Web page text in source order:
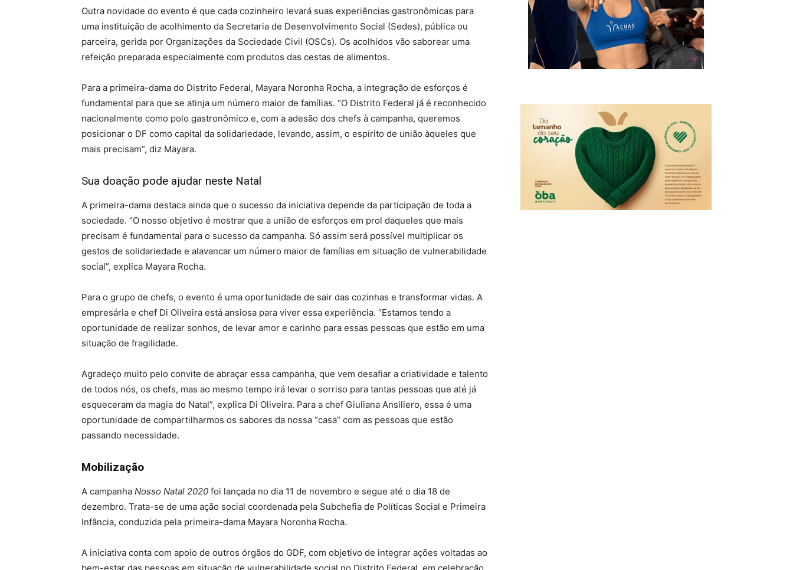
Outra novidade do evento é que cada cozinheiro levará suas experiências gastronômicas para
uma instituição de acolhimento da Secretaria de Desenvolvimento Social (Sedes), pública ou
parceira, gerida por Organizações da Sociedade Civil (OSCs). Os acolhidos vão saborear uma
refeição preparada especialmente com produtos das cestas de alimentos.
Para a primeira-dama do Distrito Federal, Mayara Noronha Rocha, a integração de esforços é
fundamental para que se atinja um número maior de famílias. “O Distrito Federal já é reconhecido
nacionalmente como polo gastronômico e, com a adesão dos chefs à campanha, queremos
posicionar o DF como capital da solidariedade, levando, assim, o espírito de união àqueles que
mais precisam”, diz Mayara.
Sua doação pode ajudar neste Natal
A primeira-dama destaca ainda que o sucesso da iniciativa depende da participação de toda a
sociedade. “O nosso objetivo é mostrar que a união de esforços em prol daqueles que mais
precisam é fundamental para o sucesso da campanha. Só assim será possível multiplicar os
gestos de solidariedade e alavancar um número maior de famílias em situação de vulnerabilidade
social”, explica Mayara Rocha.
Para o grupo de chefs, o evento é uma oportunidade de sair das cozinhas e transformar vidas. A
empresária e chef Di Oliveira está ansiosa para viver essa experiência. “Estamos tendo a
oportunidade de realizar sonhos, de levar amor e carinho para essas pessoas que estão em uma
situação de fragilidade.
Agradeço muito pelo convite de abraçar essa campanha, que vem desafiar a criatividade e talento
de todos nós, os chefs, mas ao mesmo tempo irá levar o sorriso para tantas pessoas que até já
esqueceram da magia do Natal”, explica Di Oliveira. Para a chef Giuliana Ansiliero, essa é uma
oportunidade de compartilharmos os sabores da nossa “casa” com as pessoas que estão
passando necessidade.
Mobilização
A campanha Nosso Natal 2020 foi lançada no dia 11 de novembro e segue até o dia 18 de
dezembro. Trata-se de uma ação social coordenada pela Subchefia de Políticas Social e Primeira
Infância, conduzida pela primeira-dama Mayara Noronha Rocha.
A iniciativa conta com apoio de outros órgãos do GDF, com objetivo de integrar ações voltadas ao